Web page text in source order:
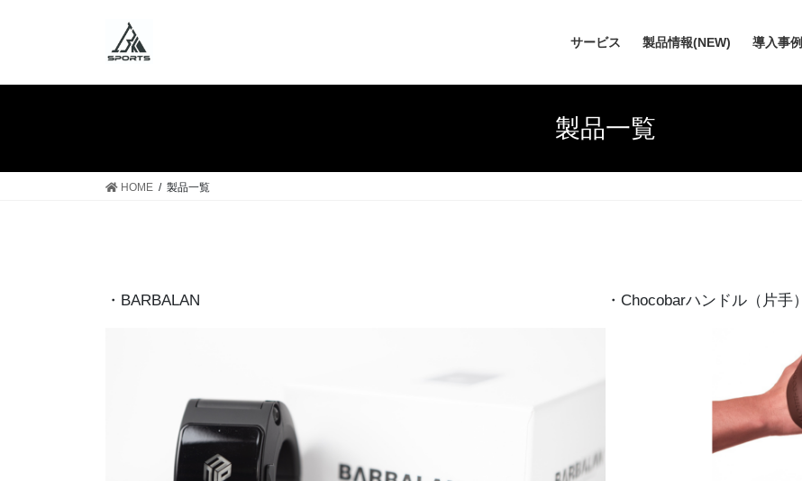
サービス 製品情報(NEW) 導入事例
製品一覧
HOME 製品一覧
・BARBALAN ・Chocobarハンドル（片手）